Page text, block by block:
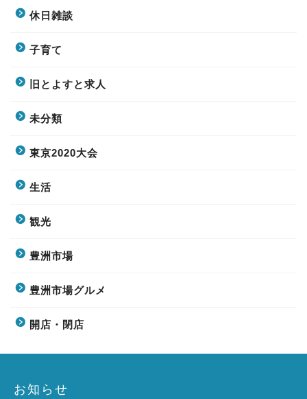
休日雑談
子育て
旧とよすと求人
未分類
東京2020大会
生活
観光
豊洲市場
豊洲市場グルメ
開店・閉店
お知らせ